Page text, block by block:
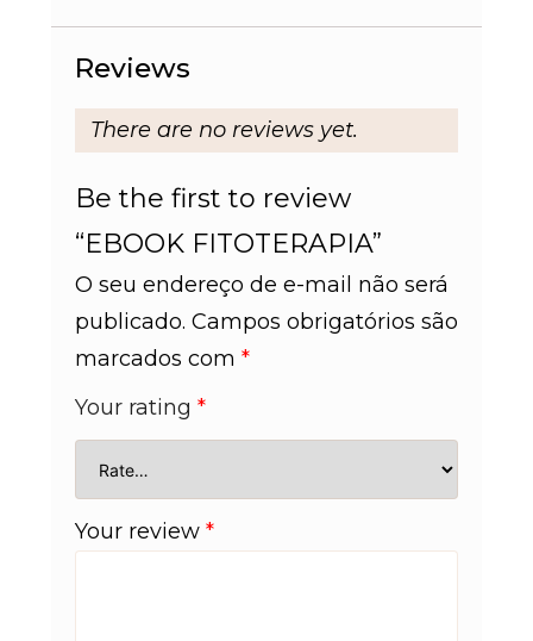
Reviews
There are no reviews yet.
Be the first to review
“EBOOK FITOTERAPIA”
O seu endereço de e-mail não será
publicado. Campos obrigatórios são
marcados com *
Your rating *
Your review *